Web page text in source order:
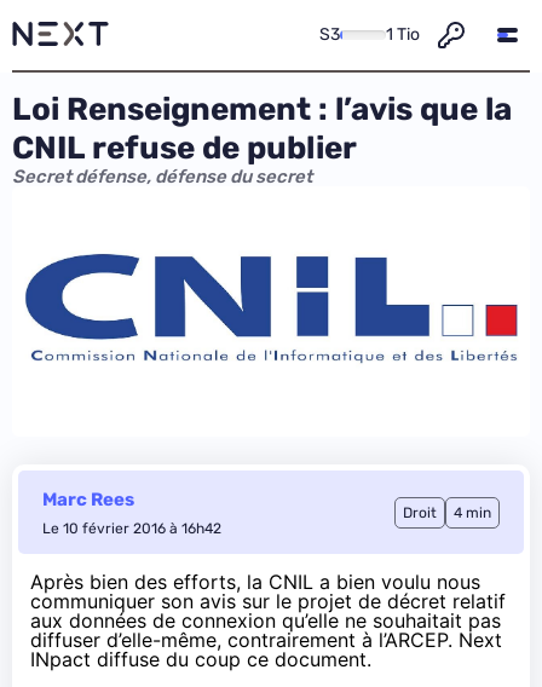
S3 1 Tio
Loi Renseignement : l’avis que la
CNIL refuse de publier
Secret défense, défense du secret
Marc Rees
Le 10 février 2016 à 16h42
Droit 4 min
Après bien des efforts, la CNIL a bien voulu nous
communiquer son avis sur le projet de décret relatif
aux données de connexion qu’elle ne souhaitait pas
diffuser d’elle-même, contrairement à l’ARCEP. Next
INpact diffuse du coup ce document.